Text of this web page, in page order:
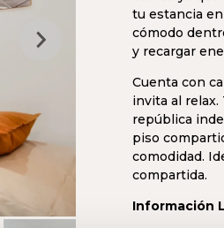
tu estancia
cómodo
y recargar
Cuenta con
invita al
república
piso
comodidad.
compartida.
Información